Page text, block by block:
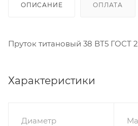
ОПИСАНИЕ ОПЛАТА
Пруток титановый 38 ВТ5 ГОСТ
Характеристики
Диаметр